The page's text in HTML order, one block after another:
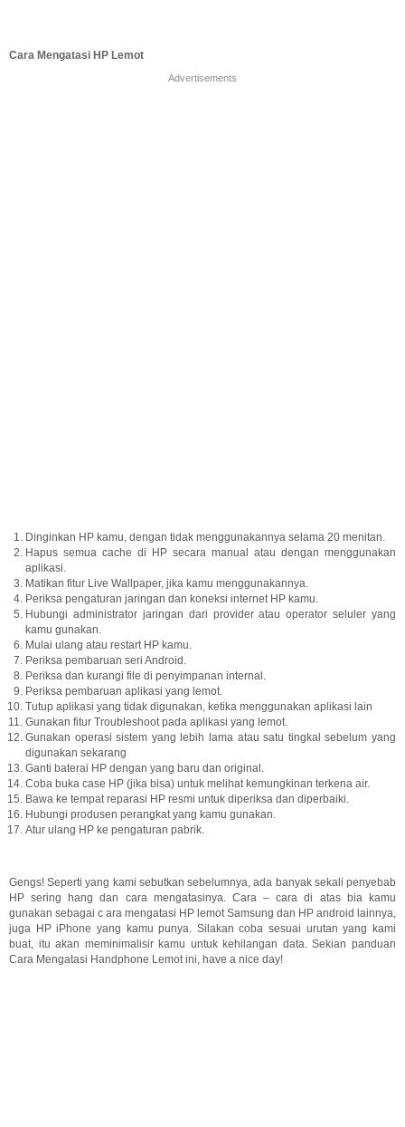
Cara Mengatasi HP Lemot
Advertisements
Dinginkan HP kamu, dengan tidak menggunakannya selama 20 menitan.
Hapus semua cache di HP secara manual atau dengan menggunakan
aplikasi.
Matikan fitur Live Wallpaper, jika kamu menggunakannya.
Periksa pengaturan jaringan dan koneksi internet HP kamu.
Hubungi administrator jaringan dari provider atau operator seluler yang
kamu gunakan.
Mulai ulang atau restart HP kamu.
Periksa pembaruan seri Android.
Periksa dan kurangi file di penyimpanan internal.
Periksa pembaruan aplikasi yang lemot.
Tutup aplikasi yang tidak digunakan, ketika menggunakan aplikasi lain
Gunakan fitur Troubleshoot pada aplikasi yang lemot.
Gunakan operasi sistem yang lebih lama atau satu tingkal sebelum yang
digunakan sekarang
Ganti baterai HP dengan yang baru dan original.
Coba buka case HP (jika bisa) untuk melihat kemungkinan terkena air.
Bawa ke tempat reparasi HP resmi untuk diperiksa dan diperbaiki.
Hubungi produsen perangkat yang kamu gunakan.
Atur ulang HP ke pengaturan pabrik.
Gengs! Seperti yang kami sebutkan sebelumnya, ada banyak sekali penyebab
HP sering hang dan cara mengatasinya. Cara – cara di atas bia kamu
gunakan sebagai c ara mengatasi HP lemot Samsung dan HP android lainnya,
juga HP iPhone yang kamu punya. Silakan coba sesuai urutan yang kami
buat, itu akan meminimalisir kamu untuk kehilangan data. Sekian panduan
Cara Mengatasi Handphone Lemot ini, have a nice day!